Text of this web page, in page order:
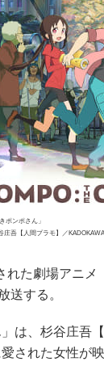
ポンポさん」
庄吾【人間プラモ】／
れた劇場アニ
送する。
」は、杉谷庄吾
された女性が